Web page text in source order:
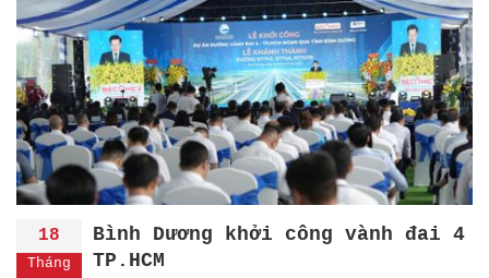
18
Tháng
Bình Dương khởi công vành đai 4
TP.HCM